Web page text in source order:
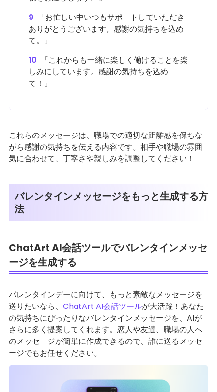
9
「お忙しい中いつもサポートしていただき
ありがとうございます。感謝の気持ちを込め
て。」
10
「これからも一緒に楽しく働けることを楽
しみにしています。感謝の気持ちを込め
て！」
これらのメッセージは、職場での適切な距離感を保ちな
がら感謝の気持ちを伝える内容です。相手や職場の雰囲
気に合わせて、丁寧さや親しみを調整してください！
バレンタインメッセージをもっと生成する方
法
ChatArt AI会話ツールでバレンタインメッセ
ージを生成する
バレンタインデーに向けて、もっと素敵なメッセージを
送りたいなら、 ChatArt AI会話ツールが大活躍！あなた
の気持ちにぴったりなバレンタインメッセージを、AIが
さらに多く提案してくれます。恋人や友達、職場の人へ
のメッセージが簡単に作成できるので、誰に送るメッセ
ージでもお任せください。